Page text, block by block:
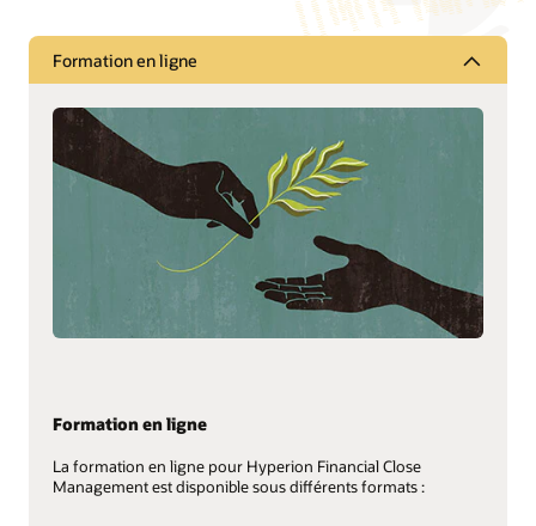
entreprises à réduire les risques en fournissant une
visibilité en temps réel des performances de
rapprochements préparés soient correctement
qualifiés.
Rationaliser et optimiser les performances
Rationalisez et optimisez les performances en
automatisant certaines tâches de rapprochement et en
prenant en charge les cycles de rapprochement basés
sur les risques.
Intégration des soldes
Activer l'intégration des soldes à l'aide de l'adaptateur
d'intégration ERP Oracle Hyperion Financial Data
Quality Management pour Oracle Applications, doté de
fonctionnalités de mappage permettant de synthétiser
Routines de rapprochement automatique
flexibles
Formation en ligne
Formation en ligne
La formation en ligne pour Hyperion Financial Close
Management est disponible sous différents formats :